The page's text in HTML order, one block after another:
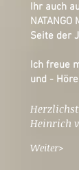
Ihr auch
NATANGO
Seite der
Ich freue
und -
Heinrich
Weiter>